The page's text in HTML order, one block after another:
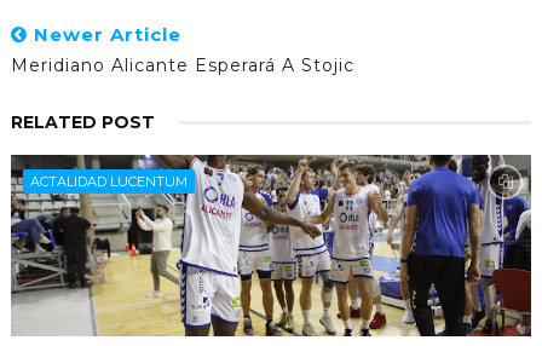
Newer Article
Meridiano Alicante Esperará A Stojic
RELATED POST
ACTALIDAD LUCENTUM